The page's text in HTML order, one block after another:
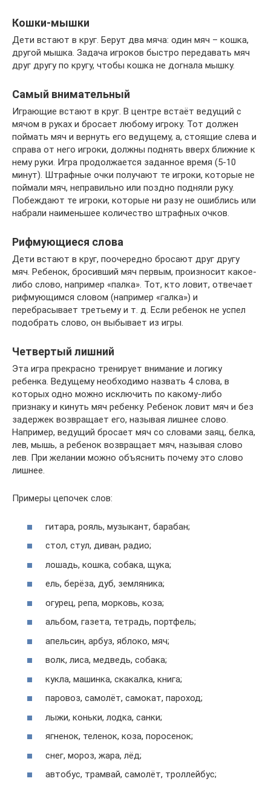
Кошки-мышки
Дети встают в круг. Берут два мяча: один мяч – кошка,
другой мышка. Задача игроков быстро передавать мяч
друг другу по кругу, чтобы кошка не догнала мышку.
Самый внимательный
Играющие встают в круг. В центре встаёт ведущий с
мячом в руках и бросает любому игроку. Тот должен
поймать мяч и вернуть его ведущему, а, стоящие слева и
справа от него игроки, должны поднять вверх ближние к
нему руки. Игра продолжается заданное время (5-10
минут). Штрафные очки получают те игроки, которые не
поймали мяч, неправильно или поздно подняли руку.
Побеждают те игроки, которые ни разу не ошиблись или
набрали наименьшее количество штрафных очков.
Рифмующиеся слова
Дети встают в круг, поочередно бросают друг другу
мяч. Ребенок, бросивший мяч первым, произносит какое-
либо слово, например «палка». Тот, кто ловит, отвечает
рифмующимся словом (например «галка») и
перебрасывает третьему и т. д. Если ребенок не успел
подобрать слово, он выбывает из игры.
Четвертый лишний
Эта игра прекрасно тренирует внимание и логику
ребенка. Ведущему необходимо назвать 4 слова, в
которых одно можно исключить по какому-либо
признаку и кинуть мяч ребенку. Ребенок ловит мяч и без
задержек возвращает его, называя лишнее слово.
Например, ведущий бросает мяч со словами заяц, белка,
лев, мышь, а ребенок возвращает мяч, называя слово
лев. При желании можно объяснить почему это слово
лишнее.
Примеры цепочек слов:
гитара, рояль, музыкант, барабан;
стол, стул, диван, радио;
лошадь, кошка, собака, щука;
ель, берёза, дуб, земляника;
огурец, репа, морковь, коза;
альбом, газета, тетрадь, портфель;
апельсин, арбуз, яблоко, мяч;
волк, лиса, медведь, собака;
кукла, машинка, скакалка, книга;
паровоз, самолёт, самокат, пароход;
лыжи, коньки, лодка, санки;
ягненок, теленок, коза, поросенок;
снег, мороз, жара, лёд;
автобус, трамвай, самолёт, троллейбус;